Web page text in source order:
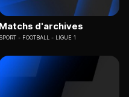
Matchs d'archives
SPORT FOOTBALL - LIGUE 1